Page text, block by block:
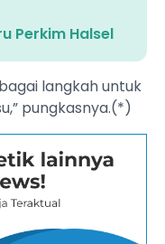
Perkim Halsel
langkah untuk
pungkasnya.(*)